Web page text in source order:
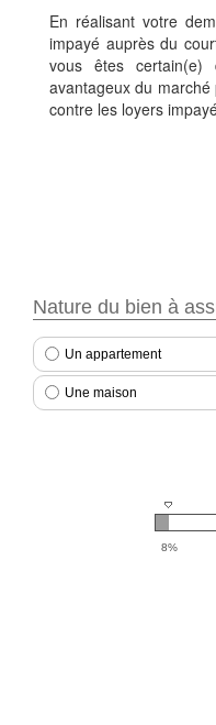
En réalisant votre
impayé auprès du
vous êtes
avantageux du
contre les loyers